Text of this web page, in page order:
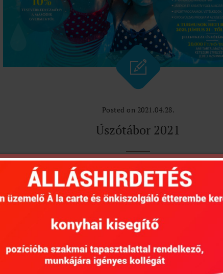
Posted on 2021.04.28.
Úszótábor 2021
jelentkezés,Pápa,úszásoktatás,Úszótábor,
hirek Tábor úszásoktatás
Details